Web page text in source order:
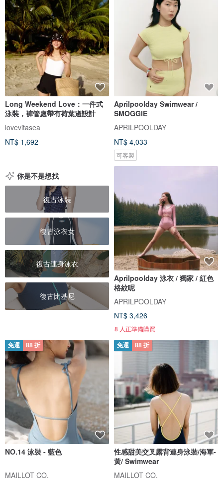
Long Weekend Love：一件式
泳裝，褲管處帶有荷葉邊設計
lovevitasea
NT$ 1,692
Aprilpoolday Swimwear /
SMOGGIE
APRILPOOLDAY
NT$ 4,033
可客製
你是不是想找
復古泳裝
復古泳衣女
復古連身泳衣
復古比基尼
Aprilpoolday 泳衣 / 獨家 / 紅色
格紋呢
APRILPOOLDAY
NT$ 3,426
8 人正準備購買
免運 88 折
NO.14 泳裝 - 藍色
MAILLOT CO.
免運 88 折
性感甜美交叉露背連身泳裝/海軍-
黃/ Swimwear
MAILLOT CO.